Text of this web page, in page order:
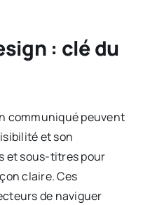
: clé du
communiqué peuvent
et son
et sous-titres pour
claire. Ces
de naviguer